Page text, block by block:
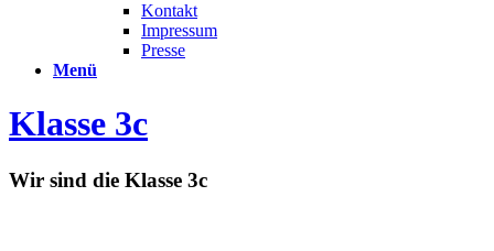
Kontakt
Impressum
Presse
Menü
Klasse 3c
Wir sind die Klasse 3c